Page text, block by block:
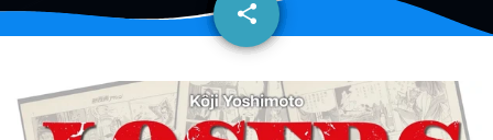
share
email